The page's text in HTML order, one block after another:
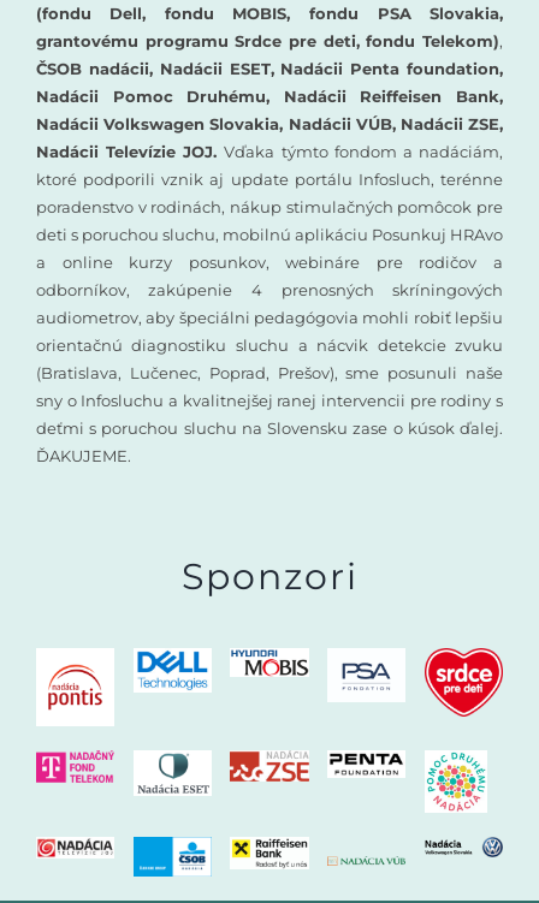
(fondu Dell, fondu MOBIS, fondu PSA Slovakia,
grantovému programu Srdce pre deti, fondu Telekom),
ČSOB nadácii, Nadácii ESET, Nadácii Penta foundation,
Nadácii Pomoc Druhému, Nadácii Reiffeisen Bank,
Nadácii Volkswagen Slovakia, Nadácii VÚB, Nadácii ZSE,
Nadácii Televízie JOJ.Vďaka týmto fondom a nadáciám,
ktoré podporili vznik aj update portálu Infosluch, terénne
poradenstvo v rodinách, nákup stimulačných pomôcok pre
deti s poruchou sluchu, mobilnú aplikáciu Posunkuj HRAvo
a online kurzy posunkov, webináre pre rodičov a
odborníkov, zakúpenie 4 prenosných skríningových
audiometrov, aby špeciálni pedagógovia mohli robiť lepšiu
orientačnú diagnostiku sluchu a nácvik detekcie zvuku
(Bratislava, Lučenec, Poprad, Prešov), sme posunuli naše
sny o Infosluchu a kvalitnejšej ranej intervencii pre rodiny s
deťmi s poruchou sluchu na Slovensku zase o kúsok ďalej.
ĎAKUJEME.
Sponzori